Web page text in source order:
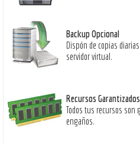
Backup Opcional
Dispón de copias
servidor virtual.
Recursos Garantizados
Todos tus recursos son
engaños.